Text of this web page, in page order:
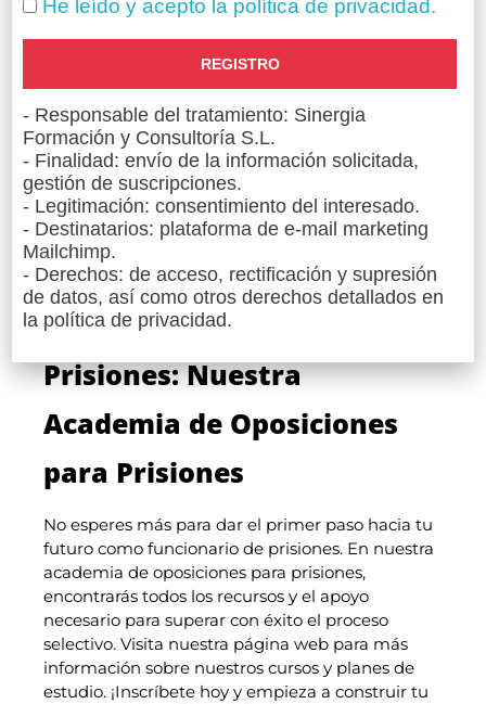
Nuestro compromiso con la calidad y la
nuestros estudiantes. La alta tasa de éxito de
nuestra academia para profesionales de
instituciones penitenciarias es un testimonio de
la eficacia de nuestros métodos. Muchos de
nuestros alumnos han conseguido plazas en el
cuerpo de ayudantes de instituciones
penitenciarias, gracias a la preparación integral
que ofrecemos.
Inscríbete Hoy en Sinergia
Prisiones: Nuestra
Academia de Oposiciones
para Prisiones
No esperes más para dar el primer paso hacia tu
futuro como funcionario de prisiones. En nuestra
academia de oposiciones para prisiones,
encontrarás todos los recursos y el apoyo
necesario para superar con éxito el proceso
selectivo. Visita nuestra página web para más
información sobre nuestros cursos y planes de
estudio. ¡Inscríbete hoy y empieza a construir tu
He leído y acepto la política de privacidad.
- Responsable del tratamiento: Sinergia
Formación y Consultoría S.L.
- Finalidad: envío de la información solicitada,
gestión de suscripciones.
- Legitimación: consentimiento del interesado.
- Destinatarios: plataforma de e-mail marketing
Mailchimp.
- Derechos: de acceso, rectificación y supresión
de datos, así como otros derechos detallados en
la política de privacidad.